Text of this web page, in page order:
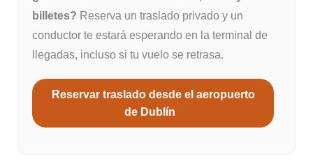
billetes? Reserva un traslado privado y un
conductor te estará esperando en la terminal de
llegadas, incluso si tu vuelo se retrasa.
Reservar traslado desde el aeropuerto
de Dublín